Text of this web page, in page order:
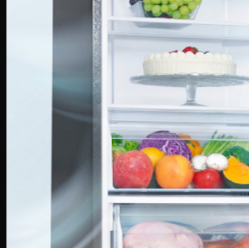
Nồi cơm-Bếp
Nồi cơm điện
Máy lọc không khí
Nồi áp suất
Bếp gas
Bếp từ
Bếp hồng ngoại
Bếp hỗn hợp quang – từ
Sinh tố-Ép-Trộn
Máy xay sinh tố
Máy ép hoa quả
Máy làm sữa đậu nành
Máy làm sữa chua
Máy pha cafe
Máy vắt cam